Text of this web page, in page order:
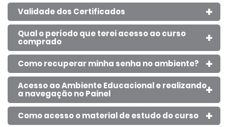
Validade dos Certificados
Qual o período que terei acesso ao curso
comprado
Como recuperar minha senha no ambiente?
Acesso ao Ambiente Educacional e realizando
a navegação no Painel
Como acesso o material de estudo do curso